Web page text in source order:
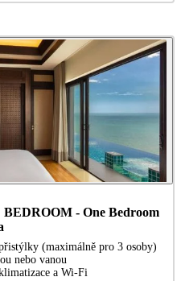
- One Bedroom
(maximálně pro 3 osoby)
nebo vanou
a Wi-Fi